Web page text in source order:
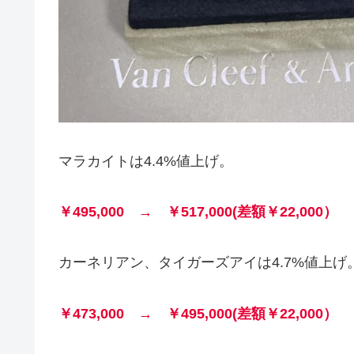
マラカイトは4.4%値上げ。
￥495,000 → ￥517,000(差額￥22,000）
カーネリアン、タイガーズアイは4.7%値上げ
￥473,000 → ￥495,000(差額￥22,000）